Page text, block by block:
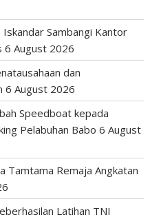
Iskandar Sambangi Kantor
6 August 2026
dan
6 August 2026
Speedboat kepada
Pelabuhan Babo 6 August
Tamtama Remaja Angkatan
Latihan TNI